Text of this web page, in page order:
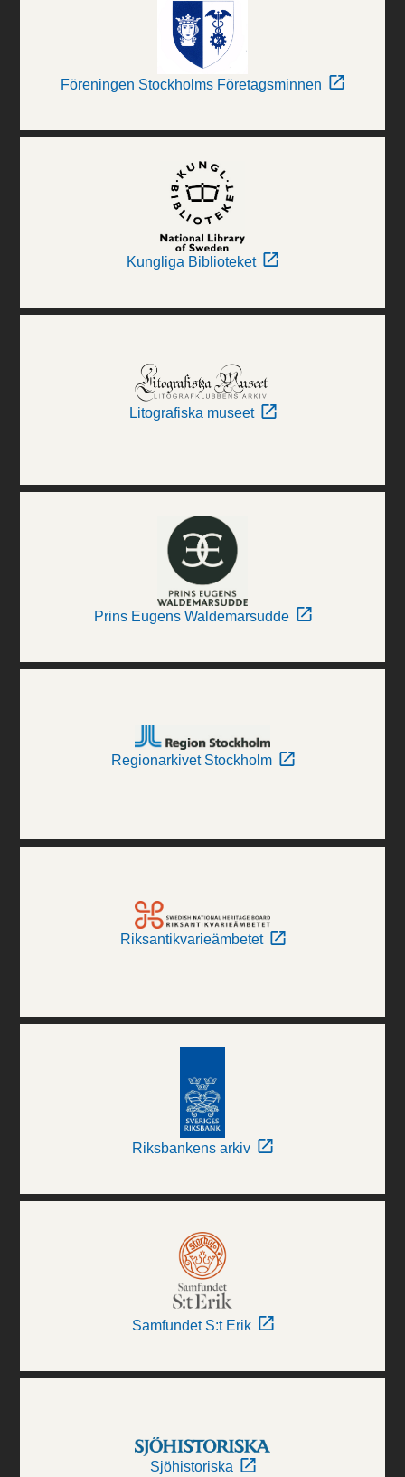
Föreningen Stockholms Företagsminnen
Kungliga Biblioteket
Litografiska museet
Prins Eugens Waldemarsudde
Regionarkivet Stockholm
Riksantikvarieämbetet
Riksbankens arkiv
Samfundet S:t Erik
Sjöhistoriska